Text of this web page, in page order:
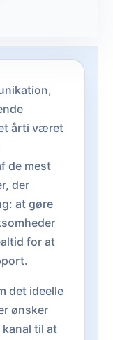
årti været
de mest
der
at gøre
for at
det ideelle
ønsker
til at